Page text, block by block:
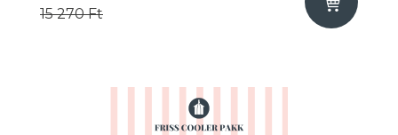
15 270 Ft